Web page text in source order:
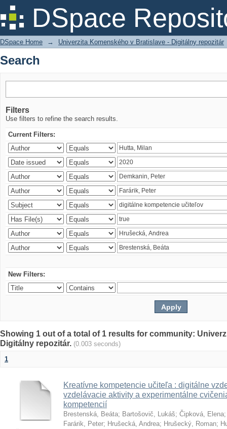
DSpace
Search
DSpace Home → Univerzita Komenského v Bratislave - Digitálny repozitár
Search
Filters
Use filters to refine the search results.
Current Filters:
New Filters:
Showing 1 out of a total of 1 results for community:
Digitálny repozitár. (0.003 seconds)
1
Kreatívne kompetencie učiteľa : digitálne
vzdelávacie aktivity a experimentálne
kompetencií
Brestenská, Beáta; Bartošovič, Lukáš; Čipková, Elena
Farárik, Peter; Hrušecká, Andrea; Hrušecký, Roman;